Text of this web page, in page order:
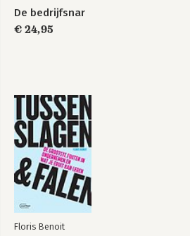
De bedrijfsnar
€ 24,95
Floris Benoit